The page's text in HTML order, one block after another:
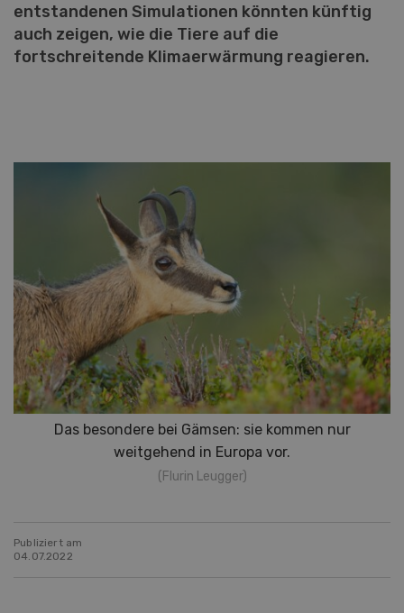
entstandenen Simulationen könnten künftig
auch zeigen, wie die Tiere auf die
fortschreitende Klimaerwärmung reagieren.
Das besondere bei Gämsen: sie kommen nur
weitgehend in Europa vor.
(Flurin Leugger)
Publiziert am
04.07.2022